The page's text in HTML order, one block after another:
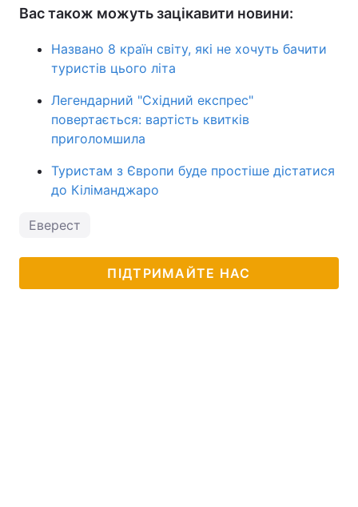
Вас також можуть зацікавити новини:
Названо 8 країн світу, які не хочуть бачити
туристів цього літа
Легендарний "Східний експрес"
повертається: вартість квитків
приголомшила
Туристам з Європи буде простіше дістатися
до Кіліманджаро
Еверест
ПІДТРИМАЙТЕ НАС